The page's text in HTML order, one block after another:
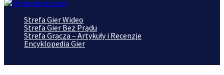
Strefa Gier Wideo
Strefa Gier Bez Prądu
Strefa Gracza – Artykuły i Recenzje
Encyklopedia Gier